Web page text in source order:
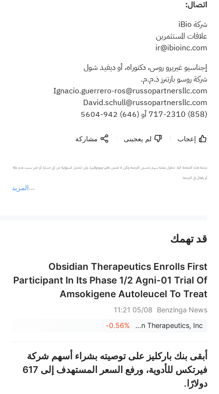
اتصال:
شركة iBio
علاقات المستثمرين
ir@ibioinc.com
إجناسيو غيريرو روس، دكتوراه، أو ديفيد شول
شركة روسو بارتنرز ذ.م.م.
Ignacio.guerrero-ros@russopartnersllc.com
David.schull@russopartnersllc.com
(858)
(646)
إعجاب لم يعجبنى مشاركة
المزيد
ترجمة هذه الصفحة آلية. تحاول منصة سهم تحسين الترجمة ولكن لا تضمن دقتها وموثوقيتها، ولن تتحمل المسؤولية عن أي خسارة أو ضرر بسبب عدم دقة
أو إغفال في الترجمة.
عند الضرورة، يرجى استشارة مستشار استثمار محترف. لا تقدم منصة سهم أي مشورة استثمارية، ولا تقدم أي التزامات أو ضمانات.
قد تهمك
Obsidian Therapeutics Enrolls First
Participant In Its Phase 1/2 Agni-01 Trial Of
Amsokigene Autoleucel To Treat
Advanced Or Metastatic Melanoma
Benzinga News
05/08 11:21
Obsidian Therapeutics, Inc.
-0.56%
أبقى بنك باركليز على توصيته بشراء أسهم شركة
فيرتكس للأدوية، ورفع السعر المستهدف إلى 617
دولارًا.